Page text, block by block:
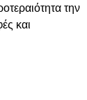
την
και